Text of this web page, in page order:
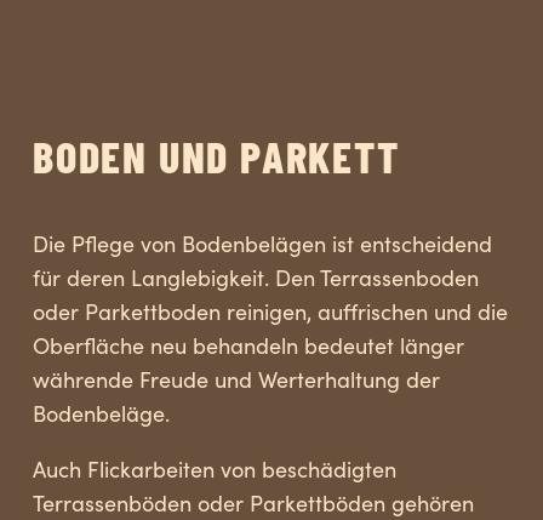
BODEN UND PARKETT
Die Pflege von Bodenbelägen ist entscheidend
für deren Langlebigkeit. Den Terrassenboden
oder Parkettboden reinigen, auffrischen und die
Oberfläche neu behandeln bedeutet länger
währende Freude und Werterhaltung der
Bodenbeläge.
Auch Flickarbeiten von beschädigten
Terrassenböden oder Parkettböden gehören